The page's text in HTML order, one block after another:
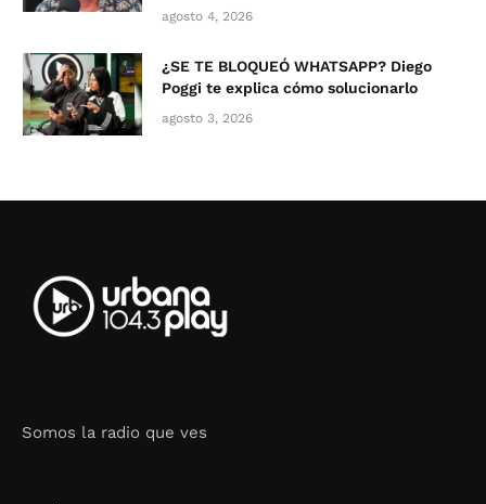
agosto 4, 2026
¿SE TE BLOQUEÓ WHATSAPP? Diego
Poggi te explica cómo solucionarlo
agosto 3, 2026
Somos la radio que ves